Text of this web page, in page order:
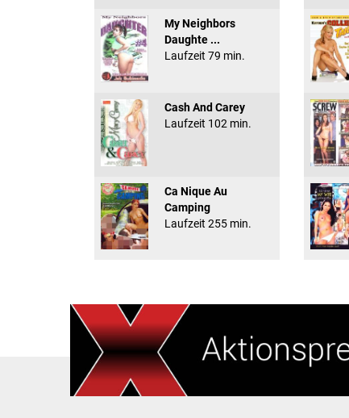
My Neighbors
Daughte ...
Laufzeit 79 min.
Cash And Carey
Laufzeit 102 min.
Ca Nique Au
Camping
Laufzeit 255 min.